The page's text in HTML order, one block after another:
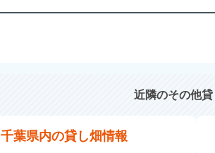
近隣のその他
千葉県内の貸し畑情報